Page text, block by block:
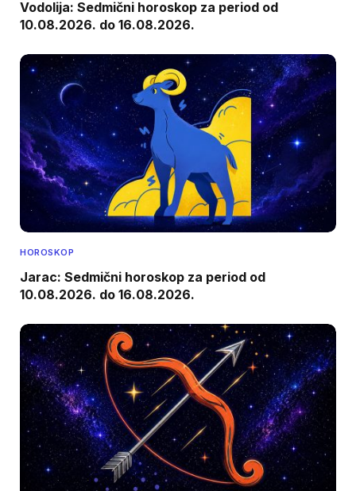
Vodolija: Sedmični horoskop za period od
10.08.2026. do 16.08.2026.
HOROSKOP
Jarac: Sedmični horoskop za period od
10.08.2026. do 16.08.2026.